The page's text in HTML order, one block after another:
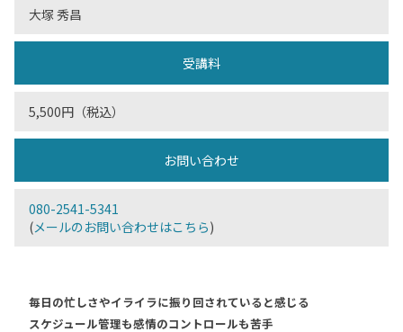
大塚 秀昌
受講料
5,500円（税込）
お問い合わせ
080-2541-5341
(メールのお問い合わせはこちら)
毎日の忙しさやイライラに振り回されていると感じる
スケジュール管理も感情のコントロールも苦手